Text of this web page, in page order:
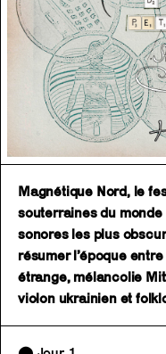
Magnétique Nord, le
souterraines du
sonores les plus
résumer l’époque
étrange, mélancolie
violon ukrainien et